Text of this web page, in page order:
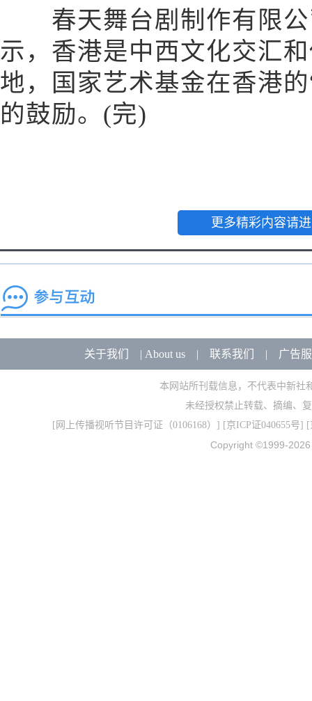
春天舞台剧制作有限公
示，香港是中西文化交汇
地，国家艺术基金在香港
的鼓励。(完)
更多精彩内容请
关于我们 | About us| 联系我们 | 广告
本网站所刊载信息，不代表中新社
未经授权禁止转载、摘编、
[ 网上传播视听节目许可证（0106168） ] [京ICP证040655号] [
Copyright ©1999-